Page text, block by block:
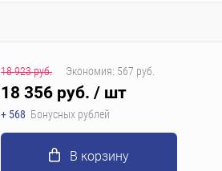
18 923 руб. Экономия: 567 руб.
18 356 руб. / шт
+ 568 Бонусных рублей
В корзину